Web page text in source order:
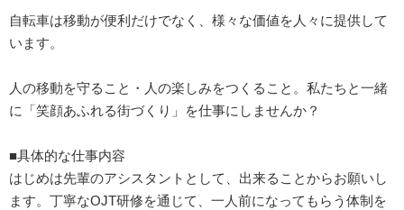
自転車は移動が便利だけでなく、様々な価値を人々に提供して
います。
人の移動を守ること・人の楽しみをつくること。私たちと一緒
に「笑顔あふれる街づくり」を仕事にしませんか？
■具体的な仕事内容
はじめは先輩のアシスタントとして、出来ることからお願いし
ます。丁寧なOJT研修を通じて、一人前になってもらう体制を